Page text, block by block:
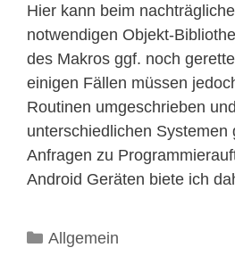
Hier kann beim
notwendigen Objekt-
des Makros ggf. noch
einigen Fällen müssen
Routinen umgeschrieben
unterschiedlichen Systemen
Anfragen zu
Android Geräten biete ich
Kategorien
Allgemein